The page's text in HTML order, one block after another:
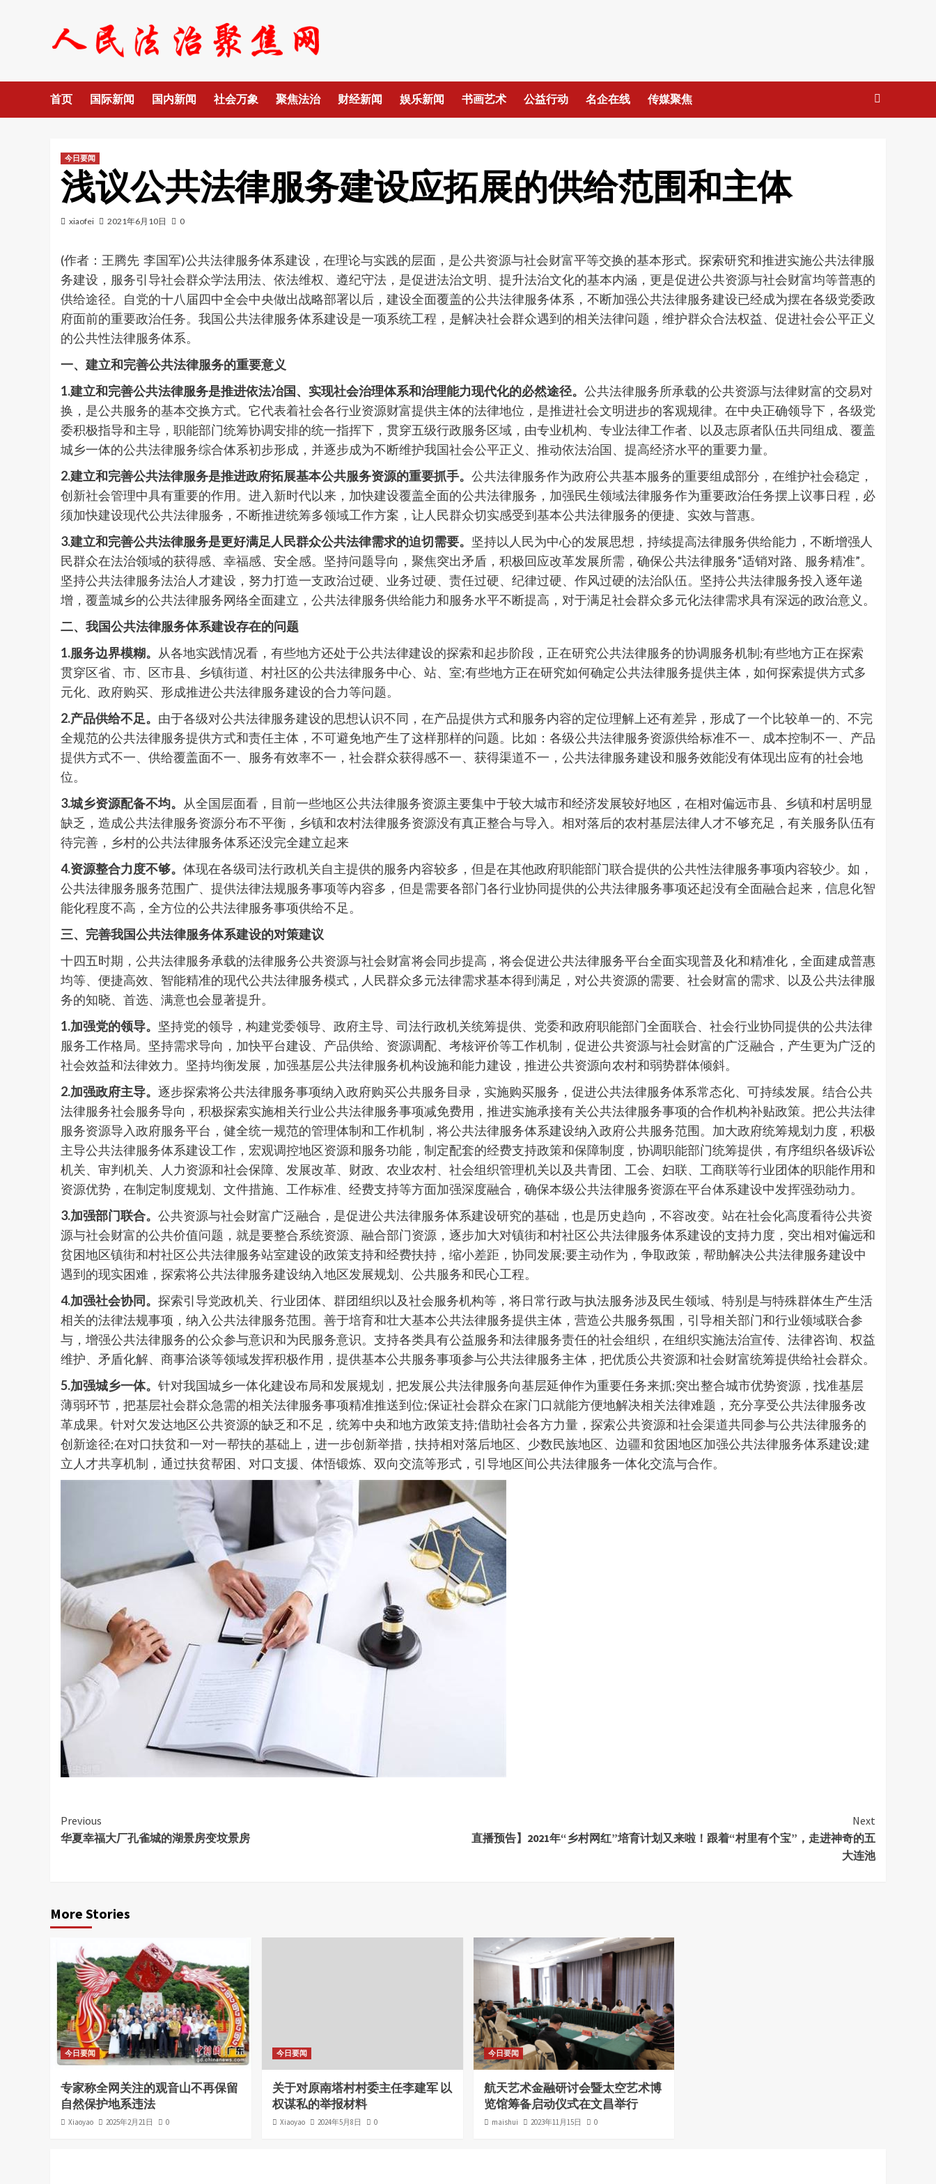
首页 国际新闻 国内新闻 社会万象 聚焦法治 财经新闻 娱乐新闻 书画艺术 公益行动 名企在线 传媒聚焦
今日要闻
浅议公共法律服务建设应拓展的供给范围和主体
xiaofei 2021年6月10日 0
(作者：王腾先 李国军)公共法律服务体系建设，在理论与实践的层面，是公共资源与社会财富平等交换的基本形式。探索研究和推进实施公共法律服
务建设，服务引导社会群众学法用法、依法维权、遵纪守法，是促进法治文明、提升法治文化的基本内涵，更是促进公共资源与社会财富均等普惠的
供给途径。自党的十八届四中全会中央做出战略部署以后，建设全面覆盖的公共法律服务体系，不断加强公共法律服务建设已经成为摆在各级党委政
府面前的重要政治任务。我国公共法律服务体系建设是一项系统工程，是解决社会群众遇到的相关法律问题，维护群众合法权益、促进社会公平正义
的公共性法律服务体系。
一、 建立和完善公共法律服务的重要意义
1.建立和完善公共法律服务是推进依法冶国、实现社会治理体系和治理能力现代化的必然途径。 公共法律服务所承载的公共资源与法律财富的交易对
换，是公共服务的基本交换方式。它代表着社会各行业资源财富提供主体的法律地位，是推进社会文明进步的客观规律。在中央正确领导下，各级党
委积极指导和主导，职能部门统筹协调安排的统一指挥下，贯穿五级行政服务区域，由专业机构、专业法律工作者、以及志原者队伍共同组成、覆盖
城乡一体的公共法律服务综合体系初步形成，并逐步成为不断维护我国社会公平正义、推动依法治国、提高经济水平的重要力量。
2.建立和完善公共法律服务是推进政府拓展基本公共服务资源的重要抓手。 公共法律服务作为政府公共基本服务的重要组成部分，在维护社会稳定，
创新社会管理中具有重要的作用。进入新时代以来，加快建设覆盖全面的公共法律服务，加强民生领域法律服务作为重要政治任务摆上议事日程，必
须加快建设现代公共法律服务，不断推进统筹多领域工作方案，让人民群众切实感受到基本公共法律服务的便捷、实效与普惠。
3.建立和完善公共法律服务是更好满足人民群众公共法律需求的迫切需要。 坚持以人民为中心的发展思想，持续提高法律服务供给能力，不断增强人
民群众在法治领域的获得感、幸福感、安全感。坚持问题导向，聚焦突出矛盾，积极回应改革发展所需，确保公共法律服务“适销对路、服务精准”。
坚持公共法律服务法治人才建设，努力打造一支政治过硬、业务过硬、责任过硬、纪律过硬、作风过硬的法治队伍。坚持公共法律服务投入逐年递
增，覆盖城乡的公共法律服务网络全面建立，公共法律服务供给能力和服务水平不断提高，对于满足社会群众多元化法律需求具有深远的政治意义。
二、我国公共法律服务体系建设存在的问题
1.服务边界模糊。 从各地实践情况看，有些地方还处于公共法律建设的探索和起步阶段，正在研究公共法律服务的协调服务机制;有些地方正在探索
贯穿区省、市、区市县、乡镇街道、村社区的公共法律服务中心、站、室;有些地方正在研究如何确定公共法律服务提供主体，如何探索提供方式多
元化、政府购买、形成推进公共法律服务建设的合力等问题。
2.产品供给不足。 由于各级对公共法律服务建设的思想认识不同，在产品提供方式和服务内容的定位理解上还有差异，形成了一个比较单一的、不完
全规范的公共法律服务提供方式和责任主体，不可避免地产生了这样那样的问题。比如：各级公共法律服务资源供给标准不一、成本控制不一、产品
提供方式不一、供给覆盖面不一、服务有效率不一，社会群众获得感不一、获得渠道不一，公共法律服务建设和服务效能没有体现出应有的社会地
位。
3.城乡资源配备不均。 从全国层面看，目前一些地区公共法律服务资源主要集中于较大城市和经济发展较好地区，在相对偏远市县、乡镇和村居明显
缺乏，造成公共法律服务资源分布不平衡，乡镇和农村法律服务资源没有真正整合与导入。相对落后的农村基层法律人才不够充足，有关服务队伍有
待完善，乡村的公共法律服务体系还没完全建立起来
4.资源整合力度不够。 体现在各级司法行政机关自主提供的服务内容较多，但是在其他政府职能部门联合提供的公共性法律服务事项内容较少。如，
公共法律服务服务范围广、提供法律法规服务事项等内容多，但是需要各部门各行业协同提供的公共法律服务事项还起没有全面融合起来，信息化智
能化程度不高，全方位的公共法律服务事项供给不足。
三、完善我国公共法律服务体系建设的对策建议
十四五时期，公共法律服务承载的法律服务公共资源与社会财富将会同步提高，将会促进公共法律服务平台全面实现普及化和精准化，全面建成普惠
均等、便捷高效、智能精准的现代公共法律服务模式，人民群众多元法律需求基本得到满足，对公共资源的需要、社会财富的需求、以及公共法律服
务的知晓、首选、满意也会显著提升。
1.加强党的领导。 坚持党的领导，构建党委领导、政府主导、司法行政机关统筹提供、党委和政府职能部门全面联合、社会行业协同提供的公共法律
服务工作格局。坚持需求导向，加快平台建设、产品供给、资源调配、考核评价等工作机制，促进公共资源与社会财富的广泛融合，产生更为广泛的
社会效益和法律效力。坚持均衡发展，加强基层公共法律服务机构设施和能力建设，推进公共资源向农村和弱势群体倾斜。
2.加强政府主导。 逐步探索将公共法律服务事项纳入政府购买公共服务目录，实施购买服务，促进公共法律服务体系常态化、可持续发展。结合公共
法律服务社会服务导向，积极探索实施相关行业公共法律服务事项减免费用，推进实施承接有关公共法律服务事项的合作机构补贴政策。把公共法律
服务资源导入政府服务平台，健全统一规范的管理体制和工作机制，将公共法律服务体系建设纳入政府公共服务范围。加大政府统筹规划力度，积极
主导公共法律服务体系建设工作，宏观调控地区资源和服务功能，制定配套的经费支持政策和保障制度，协调职能部门统筹提供，有序组织各级诉讼
机关、审判机关、人力资源和社会保障、发展改革、财政、农业农村、社会组织管理机关以及共青团、工会、妇联、工商联等行业团体的职能作用和
资源优势，在制定制度规划、文件措施、工作标准、经费支持等方面加强深度融合，确保本级公共法律服务资源在平台体系建设中发挥强劲动力。
3.加强部门联合。 公共资源与社会财富广泛融合，是促进公共法律服务体系建设研究的基础，也是历史趋向，不容改变。站在社会化高度看待公共资
源与社会财富的公共价值问题，就是要整合系统资源、融合部门资源，逐步加大对镇街和村社区公共法律服务体系建设的支持力度，突出相对偏远和
贫困地区镇街和村社区公共法律服务站室建设的政策支持和经费扶持，缩小差距，协同发展;要主动作为，争取政策，帮助解决公共法律服务建设中
遇到的现实困难，探索将公共法律服务建设纳入地区发展规划、公共服务和民心工程。
4.加强社会协同。 探索引导党政机关、行业团体、群团组织以及社会服务机构等，将日常行政与执法服务涉及民生领域、特别是与特殊群体生产生活
相关的法律法规事项，纳入公共法律服务范围。善于培育和壮大基本公共法律服务提供主体，营造公共服务氛围，引导相关部门和行业领域联合参
与，增强公共法律服务的公众参与意识和为民服务意识。支持各类具有公益服务和法律服务责任的社会组织，在组织实施法治宣传、法律咨询、权益
维护、矛盾化解、商事洽谈等领域发挥积极作用，提供基本公共服务事项参与公共法律服务主体，把优质公共资源和社会财富统筹提供给社会群众。
5.加强城乡一体。 针对我国城乡一体化建设布局和发展规划，把发展公共法律服务向基层延伸作为重要任务来抓;突出整合城市优势资源，找准基层
薄弱环节，把基层社会群众急需的相关法律服务事项精准推送到位;保证社会群众在家门口就能方便地解决相关法律难题，充分享受公共法律服务改
革成果。针对欠发达地区公共资源的缺乏和不足，统筹中央和地方政策支持;借助社会各方力量，探索公共资源和社会渠道共同参与公共法律服务的
创新途径;在对口扶贫和一对一帮扶的基础上，进一步创新举措，扶持相对落后地区、少数民族地区、边疆和贫困地区加强公共法律服务体系建设;建
立人才共享机制，通过扶贫帮困、对口支援、体悟锻炼、双向交流等形式，引导地区间公共法律服务一体化交流与合作。
Continue
Reading
Previous
华夏幸福大厂孔雀城的湖景房变坟景房
Next
直播预告】2021年“乡村网红”培育计划又来啦！跟着“村里有个宝”，走进神奇的五
大连池
More Stories
今日要闻
专家称全网关注的观音山不再保留
自然保护地系违法
Xiaoyao 2025年2月21日 0
今日要闻
关于对原南塔村村委主任李建军 以
权谋私的举报材料
Xiaoyao 2024年5月8日 0
今日要闻
航天艺术金融研讨会暨太空艺术博
览馆筹备启动仪式在文昌举行
maishui 2023年11月15日 0